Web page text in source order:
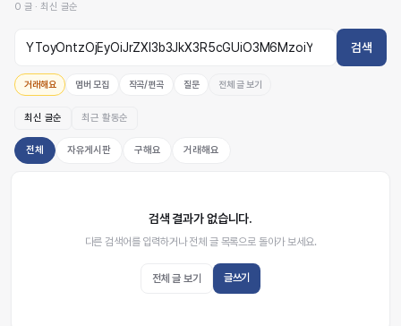
0 글 ·최신 글순
검색
거래해요 멤버 모집 작곡/편곡 질문 전체 글 보기
최신 글순 최근 활동순
전체 자유게시판 구해요 거래해요
검색 결과가 없습니다.
다른 검색어를 입력하거나 전체 글 목록으로 돌아가 보세요.
전체 글 보기 글쓰기